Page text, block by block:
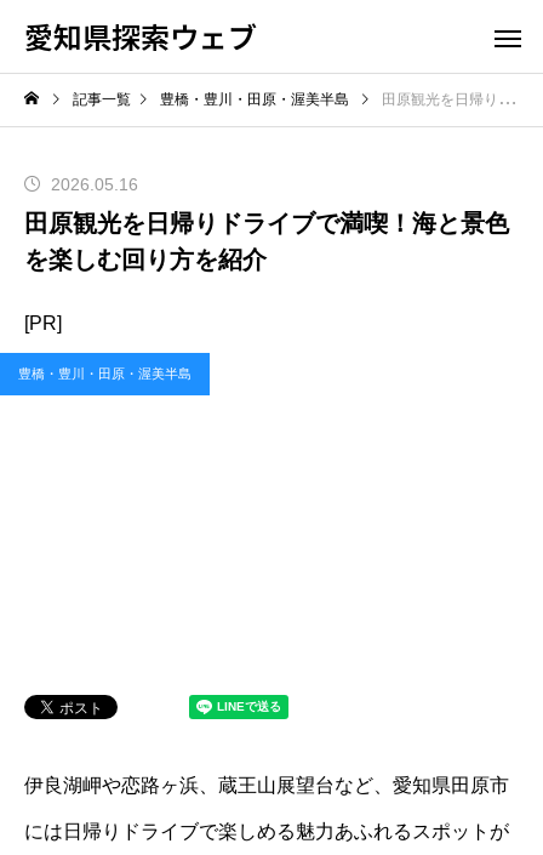
愛知県探索ウェブ
記事一覧 豊橋・豊川・田原・渥美半島 田原観光を日帰りドライブで満喫！海と景色を楽しむ回り方を紹介
2026.05.16
田原観光を日帰りドライブで満喫！海と景色
を楽しむ回り方を紹介
[PR]
豊橋・豊川・田原・渥美半島
伊良湖岬や恋路ヶ浜、蔵王山展望台など、愛知県田原市
には日帰りドライブで楽しめる魅力あふれるスポットが